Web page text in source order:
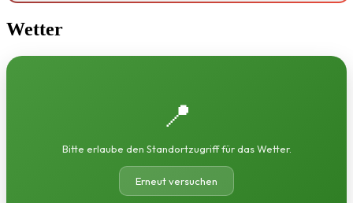
Wetter
📍
Bitte erlaube den Standortzugriff für das Wetter.
Erneut versuchen